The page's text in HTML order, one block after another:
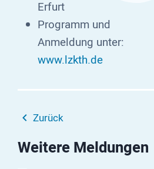
Erfurt
Programm und
Anmeldung unter:
www.lzkth.de
Zurück
Weitere Meldungen